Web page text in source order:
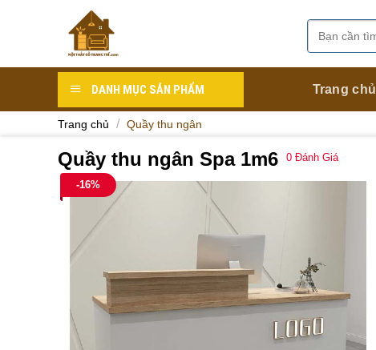
Tìm
kiếm:
DANH MỤC SẢN PHẨM Trang chủ
Trang chủ / Quầy thu ngân
Quầy thu ngân Spa 1m6 0 Đánh Giá
-16%